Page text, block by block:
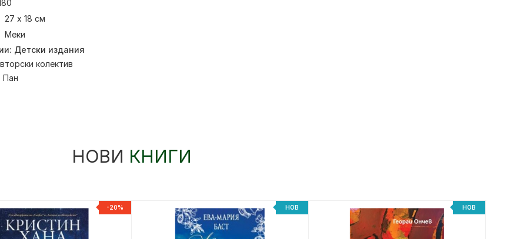
27 х 18 см
Меки
Детски издания
колектив
Пан
НОВИ КНИГИ
-20% НОВ НОВ